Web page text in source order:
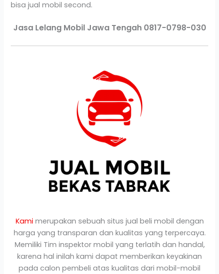
bisa jual mobil second.
Jasa Lelang Mobil Jawa Tengah 0817-0798-030
Kamimerupakan sebuah situs jual beli mobil dengan
harga yang transparan dan kualitas yang terpercaya.
Memiliki Tim inspektor mobil yang terlatih dan handal,
karena hal inilah kami dapat memberikan keyakinan
pada calon pembeli atas kualitas dari mobil-mobil